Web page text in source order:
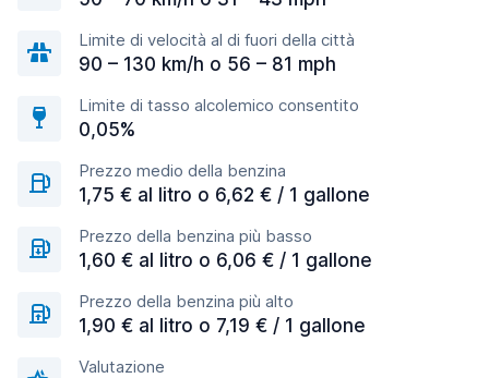
Limite di velocità al di fuori della città
90 – 130 km/h o 56 – 81 mph
Limite di tasso alcolemico consentito
0,05%
Prezzo medio della benzina
1,75 € al litro o 6,62 € / 1 gallone
Prezzo della benzina più basso
1,60 € al litro o 6,06 € / 1 gallone
Prezzo della benzina più alto
1,90 € al litro o 7,19 € / 1 gallone
Valutazione